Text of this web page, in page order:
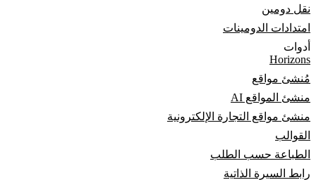
نقل دومين
امتدادات الدومينات
أدوات
Horizons
مُنشئ مواقع
منشئ المواقع AI
منشئ مواقع التجارة الإلكترونية
القوالب
الطباعة حسب الطلب
رابط السيرة الذاتية